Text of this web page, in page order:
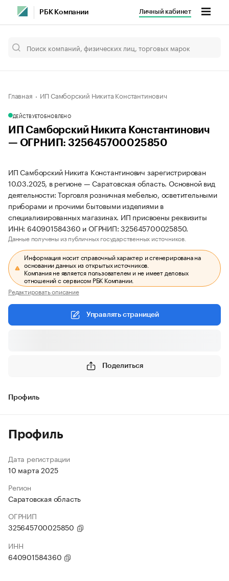
РБК Компании Личный кабинет
Главная ИП Самборский Никита Константинович
ДЕЙСТВУЕТОБНОВЛЕНО
ИП Самборский Никита Константинович
— ОГРНИП: 325645700025850
ИП Самборский Никита Константинович зарегистрирован
10.03.2025, в регионе — Саратовская область. Основной вид
деятельности: Торговля розничная мебелью, осветительными
приборами и прочими бытовыми изделиями в
специализированных магазинах. ИП присвоены реквизиты
ИНН: 640901584360 и ОГРНИП: 325645700025850.
Данные получены из публичных государственных источников.
Информация носит справочный характер и сгенерирована на
основании данных из открытых источников.
Компания не является пользователем и не имеет деловых
отношений с сервисом РБК Компании.
Редактировать описание
Управлять страницей
Поделиться
Профиль
Профиль
Дата регистрации
10 марта 2025
Регион
Саратовская область
ОГРНИП
325645700025850
ИНН
640901584360